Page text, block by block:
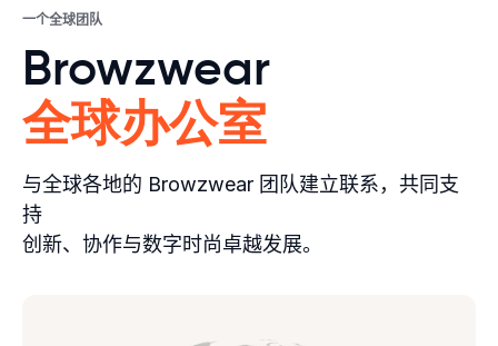
一个全球团队
Browzwear
全球办公室
与全球各地的 Browzwear 团队建立联系，共同支
持
创新、协作与数字时尚卓越发展。